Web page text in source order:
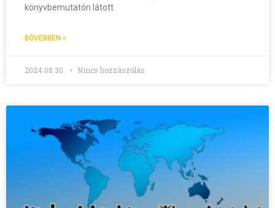
könyvbemutatón látott
BŐVEBBEN »
2024.08.30. Nincs hozzászólás